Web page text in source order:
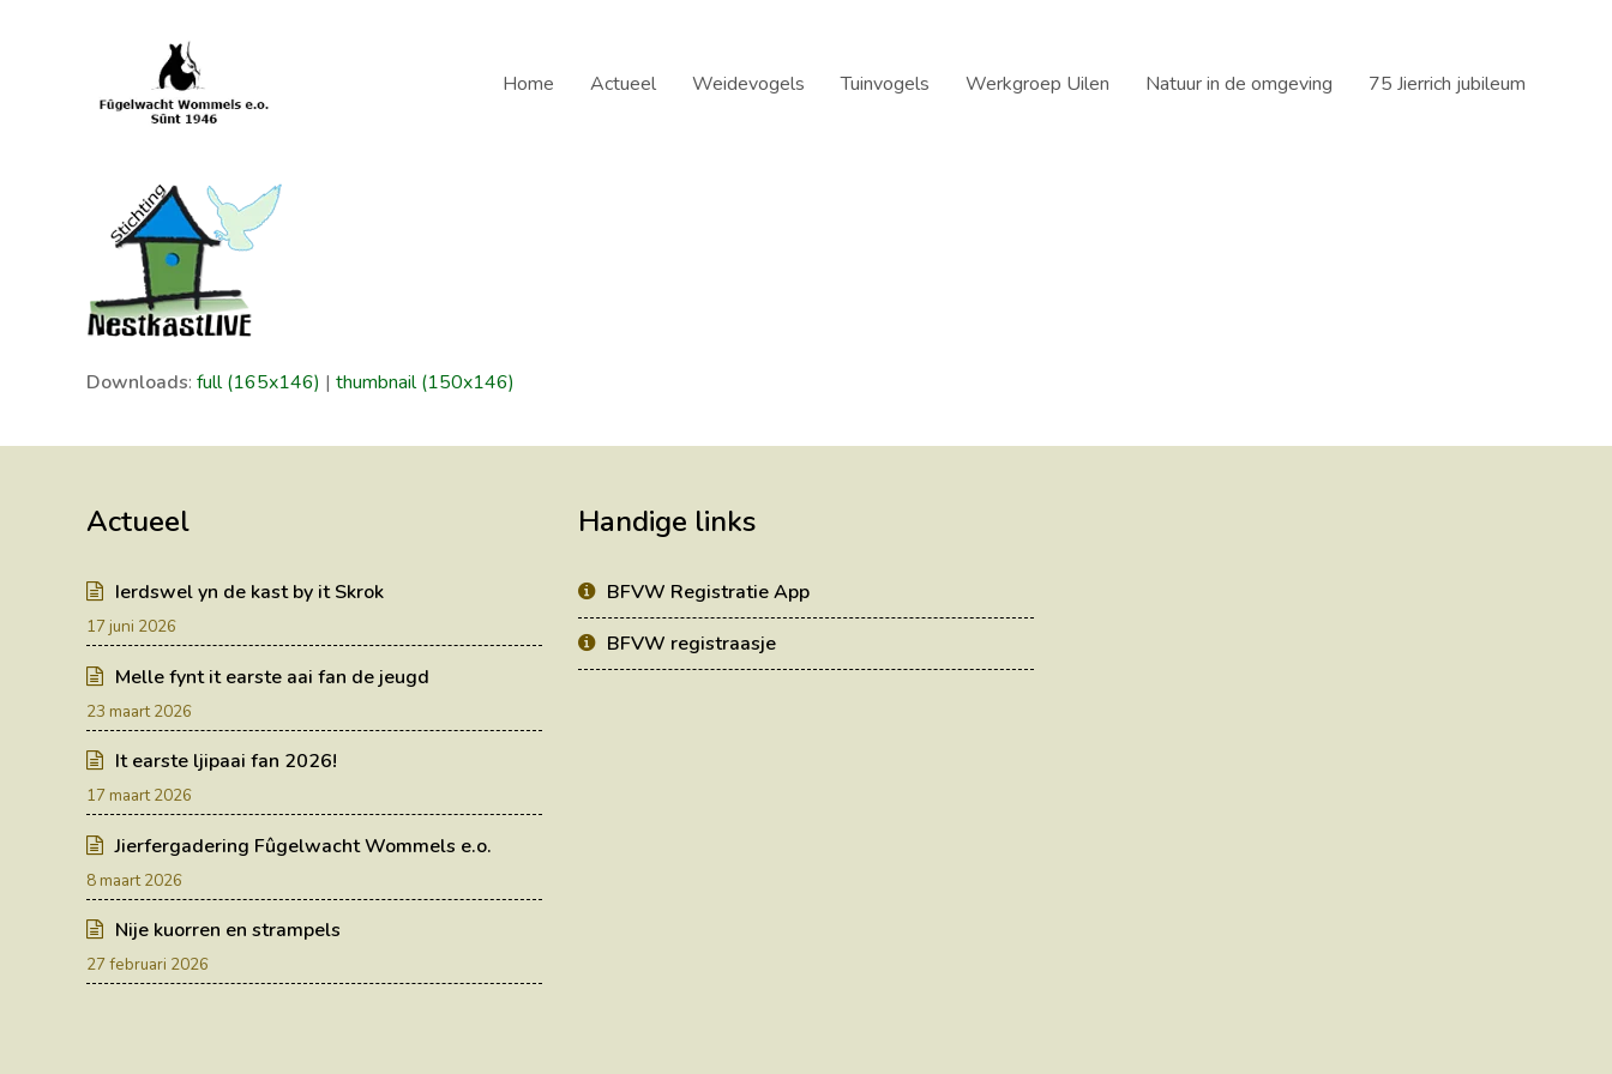
Home Actueel Weidevogels Tuinvogels Werkgroep Uilen Natuur in de omgeving 75 Jierrich jubileum
Downloads: full (165x146) | thumbnail (150x146)
Actueel
Ierdswel yn de kast by it Skrok
17 juni 2026
Melle fynt it earste aai fan de jeugd
23 maart 2026
It earste ljipaai fan 2026!
17 maart 2026
Jierfergadering Fûgelwacht Wommels e.o.
8 maart 2026
Nije kuorren en strampels
27 februari 2026
Handige links
BFVW Registratie App
BFVW registraasje